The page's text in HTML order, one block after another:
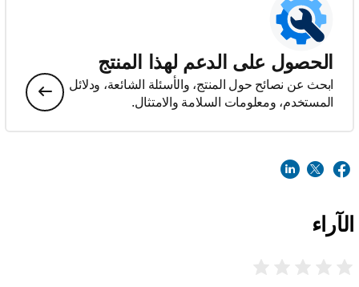
الحصول على الدعم لهذا المنتج
ابحث عن نصائح حول المنتج، والأسئلة الشائعة، ودلائل
المستخدم، ومعلومات السلامة والامتثال.
الآراء